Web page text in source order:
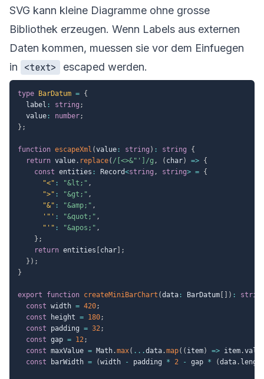
SVG kann kleine Diagramme ohne grosse
Bibliothek erzeugen. Wenn Labels aus externen
Daten kommen, muessen sie vor dem Einfuegen
in
<text> escaped werden.
type BarDatum = {
  label
: string ;
  value
: number;
} ;
function escapeXml (value : string ) : string
{
return value. replace( / [<>&"'] /g , ( char) => {
const entities : Record<string , string> = {
"<" : "&lt;" ,
">" : "&gt;" ,
"&" : "&amp;" ,
'"' : "&quot;" ,
"'" : "&apos;" ,
} ;
return entities char
;
} ) ;
}
export function createMiniBarChart (data : BarDatum ) :
const width = 420;
const height = 180;
const padding = 32;
const gap = 12;
const maxValue = Math.max( ...data.map( ( item) => item.
const barWidth = (width - padding * 2 - gap * (data.